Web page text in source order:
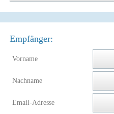
Empfänger:
Vorname
Nachname
Email-Adresse